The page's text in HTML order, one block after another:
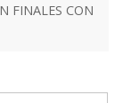
FINALES CON